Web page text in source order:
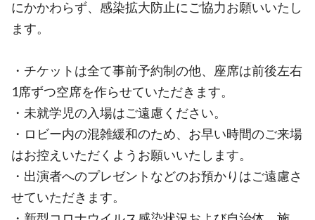
にかかわらず、感染拡大防止にご協力お願いいたし
ます。
・チケットは全て事前予約制の他、座席は前後左右
1席ずつ空席を作らせていただきます。
・未就学児の入場はご遠慮ください。
・ロビー内の混雑緩和のため、お早い時間のご来場
はお控えいただくようお願いいたします。
・出演者へのプレゼントなどのお預かりはご遠慮さ
せていただきます。